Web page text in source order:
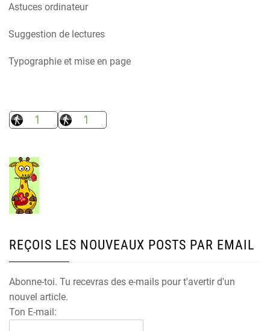
Astuces ordinateur
Suggestion de lectures
Typographie et mise en page
REÇOIS LES NOUVEAUX POSTS PAR EMAIL
Abonne-toi. Tu recevras des e-mails pour t'avertir d'un
nouvel article.
Ton E-mail: